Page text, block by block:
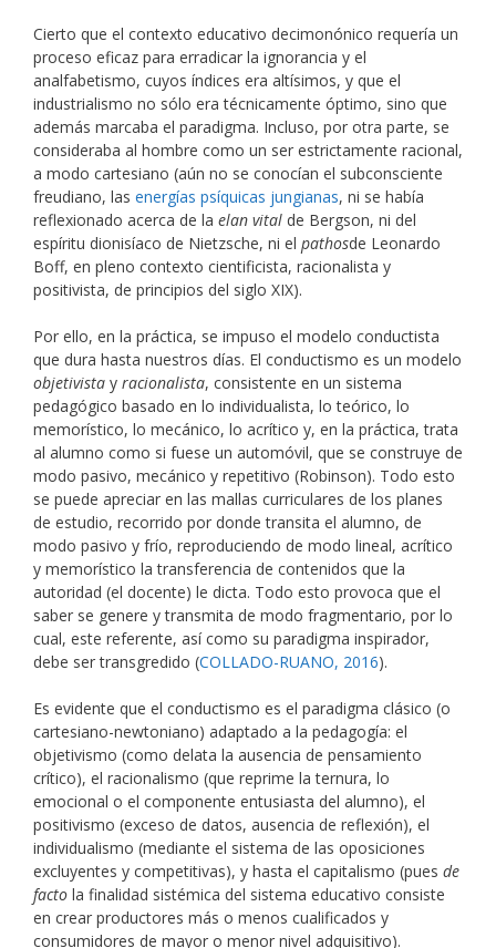
Cierto que el contexto educativo decimonónico requería un
proceso eficaz para erradicar la ignorancia y el
analfabetismo, cuyos índices era altísimos, y que el
industrialismo no sólo era técnicamente óptimo, sino que
además marcaba el paradigma. Incluso, por otra parte, se
consideraba al hombre como un ser estrictamente racional,
a modo cartesiano (aún no se conocían el subconsciente
freudiano, las energías psíquicas jungianas, ni se había
reflexionado acerca de la elan vital de Bergson, ni del
espíritu dionisíaco de Nietzsche, ni el pathosde Leonardo
Boff, en pleno contexto cientificista, racionalista y
positivista, de principios del siglo XIX).
Por ello, en la práctica, se impuso el modelo conductista
que dura hasta nuestros días. El conductismo es un modelo
objetivista y racionalista, consistente en un sistema
pedagógico basado en lo individualista, lo teórico, lo
memorístico, lo mecánico, lo acrítico y, en la práctica, trata
al alumno como si fuese un automóvil, que se construye de
modo pasivo, mecánico y repetitivo (Robinson). Todo esto
se puede apreciar en las mallas curriculares de los planes
de estudio, recorrido por donde transita el alumno, de
modo pasivo y frío, reproduciendo de modo lineal, acrítico
y memorístico la transferencia de contenidos que la
autoridad (el docente) le dicta. Todo esto provoca que el
saber se genere y transmita de modo fragmentario, por lo
cual, este referente, así como su paradigma inspirador,
debe ser transgredido (COLLADO-RUANO, 2016).
Es evidente que el conductismo es el paradigma clásico (o
cartesiano-newtoniano) adaptado a la pedagogía: el
objetivismo (como delata la ausencia de pensamiento
crítico), el racionalismo (que reprime la ternura, lo
emocional o el componente entusiasta del alumno), el
positivismo (exceso de datos, ausencia de reflexión), el
individualismo (mediante el sistema de las oposiciones
excluyentes y competitivas), y hasta el capitalismo (pues de
facto la finalidad sistémica del sistema educativo consiste
en crear productores más o menos cualificados y
consumidores de mayor o menor nivel adquisitivo).